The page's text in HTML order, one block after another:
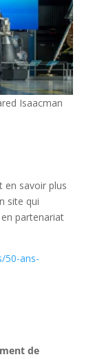
Isaacman
en savoir plus
site qui
partenariat
50-ans-
de